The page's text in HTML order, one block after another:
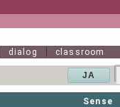
dialog classroom
JA
Sense